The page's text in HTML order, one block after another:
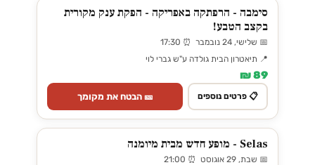
סימבה - הרפתקה באפריקה - הפקת ענק מקורית
בקצב הטבע!
📅 שלישי, 24 נובמבר ⏰ 17:30
📍 תיאטרון הבית גולדה ע"ש גברי לוי
89 ₪
📋 פרטים נוספים 🎫 הבטח את מקומך
Selas - מופע חדש מבית מיומנה
📅 שבת, 29 אוגוסט ⏰ 21:00